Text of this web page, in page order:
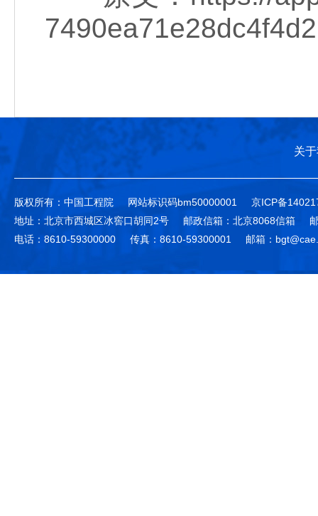
7490ea71e28dc4f4d2
关
版权所有：中国工程院 网站标识码bm50000001
京ICP备
地址：北京市西城区冰窖口胡同2号
邮政信箱：北京8068信箱
电话：8610-59300000
传真：8610-59300001 邮箱：